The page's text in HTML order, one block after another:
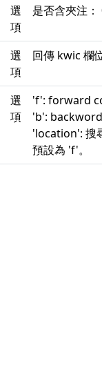
選
項
是否含夾注
選
項
回傳 kwic 欄
選
項
'f': forward
'b':
'location': 搜
預設為 'f'。